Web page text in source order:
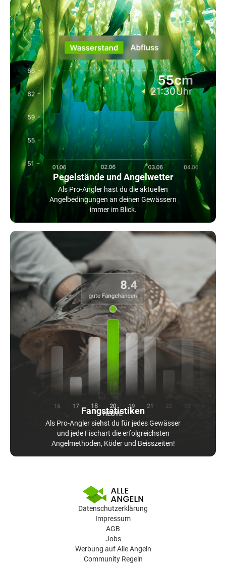
Pegelstände und Angelwetter
Als Pro-Angler hast du die aktuellen
Angelbedingungen an deinen Gewässern
immer im Blick.
Fangstatistiken
Als Pro-Angler siehst du für jedes Gewässer
und jede Fischart die erfolgreichsten
Angelmethoden, Köder und Beisszeiten!
Datenschutzerklärung
Impressum
AGB
Jobs
Werbung auf Alle Angeln
Community Regeln